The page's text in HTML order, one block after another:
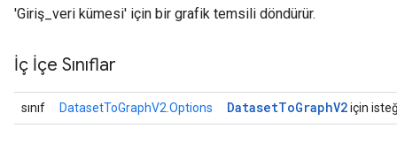
'Giriş_veri kümesi' için bir grafik temsili döndürür.
İç İçe Sınıflar
sınıf DatasetToGraphV2.Options DatasetToGraphV2için